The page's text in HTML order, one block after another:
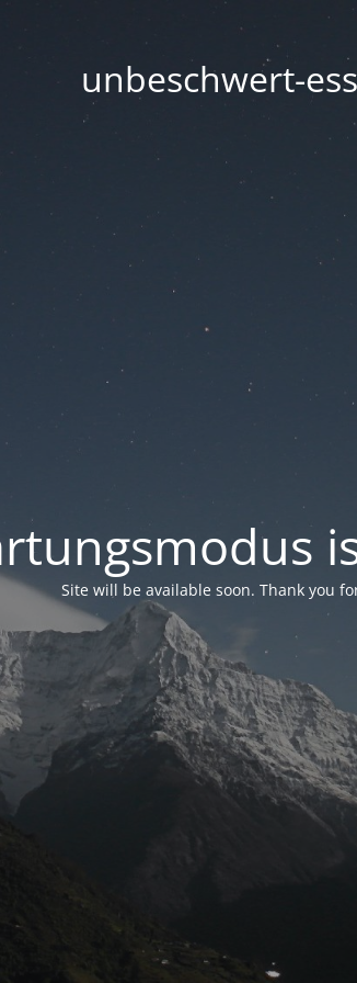
unbeschwert-
Site will be available soon. Thank you